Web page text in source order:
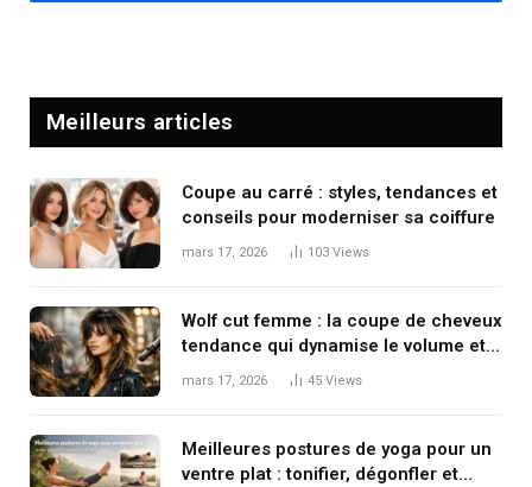
Meilleurs articles
Coupe au carré : styles, tendances et
conseils pour moderniser sa coiffure
mars 17, 2026 103 Views
Wolf cut femme : la coupe de cheveux
tendance qui dynamise le volume et
le mouvement
mars 17, 2026 45 Views
Meilleures postures de yoga pour un
ventre plat : tonifier, dégonfler et